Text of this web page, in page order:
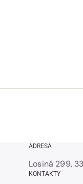
ADRESA
Losiná 299,
KONTAKTY